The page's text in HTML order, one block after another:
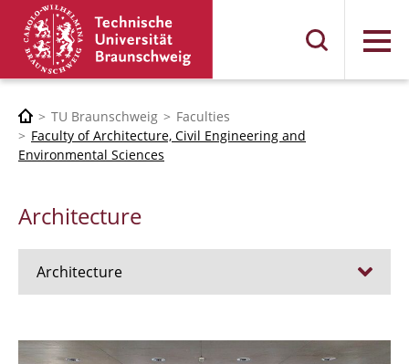
Menu
TU Braunschweig
Faculties
Faculty of Architecture, Civil Engineering and
Environmental Sciences
Architecture
Architecture